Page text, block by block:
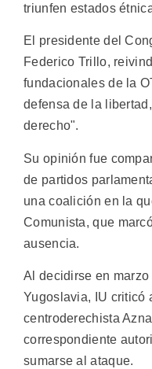
triunfen estados
El presidente del
Federico Trillo,
fundacionales de la
defensa de la
derecho".
Su opinión fue
de partidos
una coalición en la
Comunista, que
ausencia.
Al decidirse en
Yugoslavia, IU criticó
centroderechista
correspondiente
sumarse al ataque.